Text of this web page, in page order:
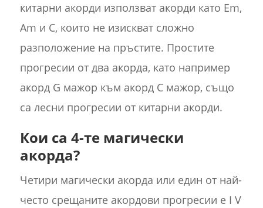
китарни акорди използват акорди като Em,
Am и C, които не изискват сложно
разположение на пръстите. Простите
прогресии от два акорда, като например
акорд G мажор към акорд C мажор, също
са лесни прогресии от китарни акорди.
Кои са 4-те магически
акорда?
Четири магически акорда или един от най-
често срещаните акордови прогресии е I V